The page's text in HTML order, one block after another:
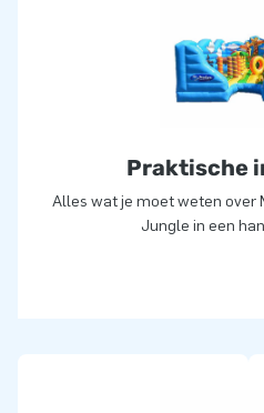
Praktische
Alles wat je moet weten over
Jungle in een